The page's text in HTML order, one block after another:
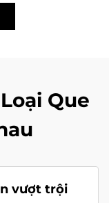
Que
vượt trội